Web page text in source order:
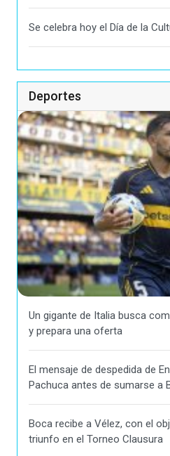
Se celebra hoy el Día de la
Deportes
Un gigante de Italia busca
y prepara una oferta
El mensaje de despedida de
Pachuca antes de sumarse a
Boca recibe a Vélez, con el
triunfo en el Torneo Clausura